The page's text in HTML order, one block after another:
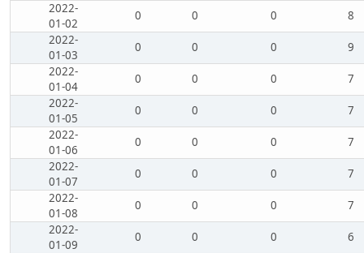
2022-
01-02
0 0 0
8
2022-
01-03
0 0 0
9
2022-
01-04
0 0 0
7
2022-
01-05
0 0 0
7
2022-
01-06
0 0 0
7
2022-
01-07
0 0 0
7
2022-
01-08
0 0 0
7
2022-
01-09
0 0 0
6